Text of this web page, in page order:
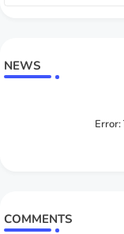
NEWS
Error:
COMMENTS